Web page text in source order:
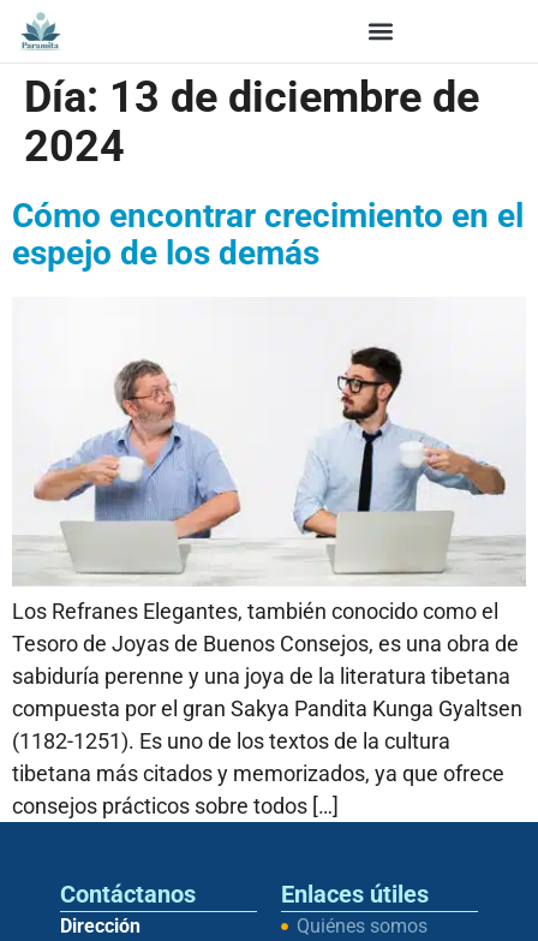
Día: 13 de diciembre de
2024
Cómo encontrar crecimiento en el
espejo de los demás
Los Refranes Elegantes, también conocido como el
Tesoro de Joyas de Buenos Consejos, es una obra de
sabiduría perenne y una joya de la literatura tibetana
compuesta por el gran Sakya Pandita Kunga Gyaltsen
(1182-1251). Es uno de los textos de la cultura
tibetana más citados y memorizados, ya que ofrece
consejos prácticos sobre todos […]
Contáctanos
Dirección
Enlaces útiles
Quiénes somos